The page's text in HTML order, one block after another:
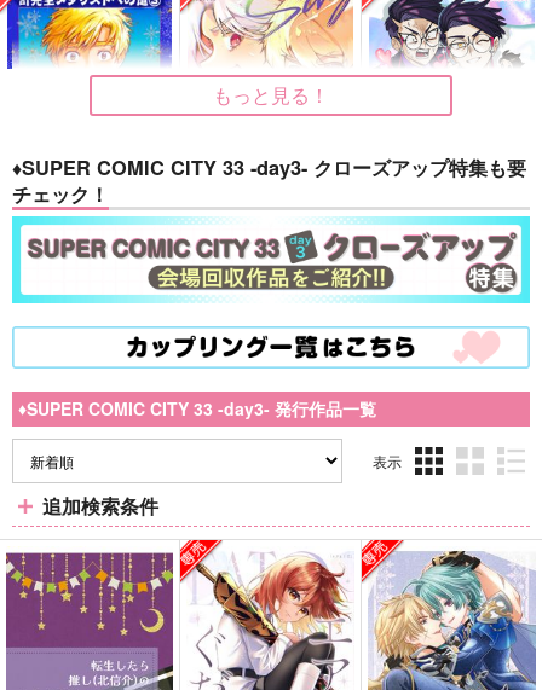
司先生メダリストへの
道3 ～その手があっ
787 （税込）
明浦路司
夜鷹純
結束いのり
サンプル
蒼穹に謳え 2
Histoire
専売 2,515 （税込）
東京卍リベンジャーズ
黒川イザナ×花垣武道
サンプル
オレにガチ恋営業させ
るなや！
369LOOP
787円（税込）
その他
キョウヤ×カラスバ
再販希望
No.5 No.5 No.5
もっと見る！
♦SUPER COMIC CITY 33 -day3- クローズアップ特集も要
チェック！
♦SUPER COMIC CITY 33 -day3- 発行作品一覧
表示
ム
表
示
ム
表
示
ム
表
示
追加検索条件